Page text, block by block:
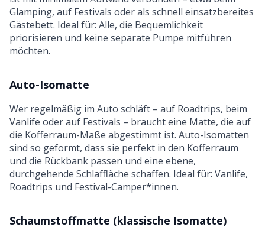
Glamping, auf Festivals oder als schnell einsatzbereites
Gästebett. Ideal für: Alle, die Bequemlichkeit
priorisieren und keine separate Pumpe mitführen
möchten.
Auto-Isomatte
Wer regelmäßig im Auto schläft – auf Roadtrips, beim
Vanlife oder auf Festivals – braucht eine Matte, die auf
die Kofferraum-Maße abgestimmt ist. Auto-Isomatten
sind so geformt, dass sie perfekt in den Kofferraum
und die Rückbank passen und eine ebene,
durchgehende Schlaffläche schaffen. Ideal für: Vanlife,
Roadtrips und Festival-Camper*innen.
Schaumstoffmatte (klassische Isomatte)